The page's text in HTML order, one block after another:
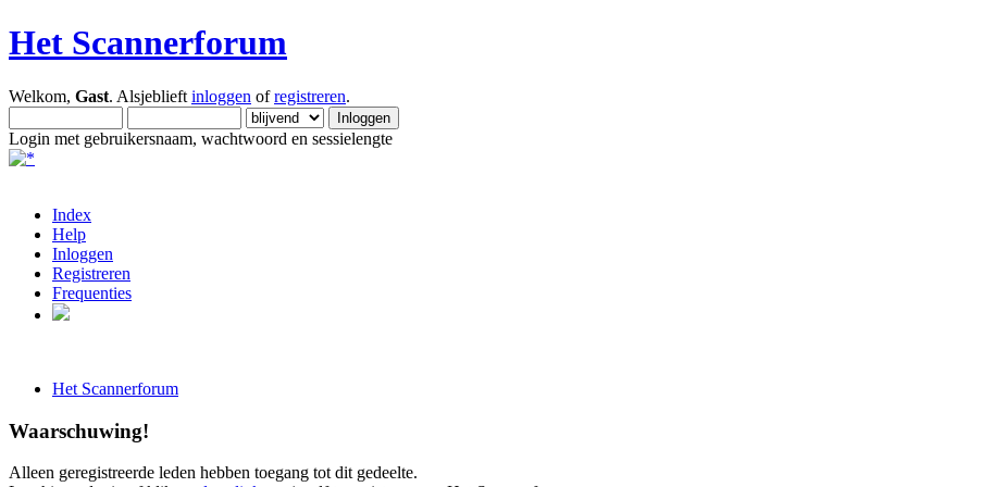
Het Scannerforum
Welkom, Gast. Alsjeblieft inloggen ofregistreren.
Login met gebruikersnaam, wachtwoord en sessielengte
Index
Help
Inloggen
Registreren
Frequenties
Het Scannerforum
Waarschuwing!
Alleen geregistreerde leden hebben toegang tot dit gedeelte.